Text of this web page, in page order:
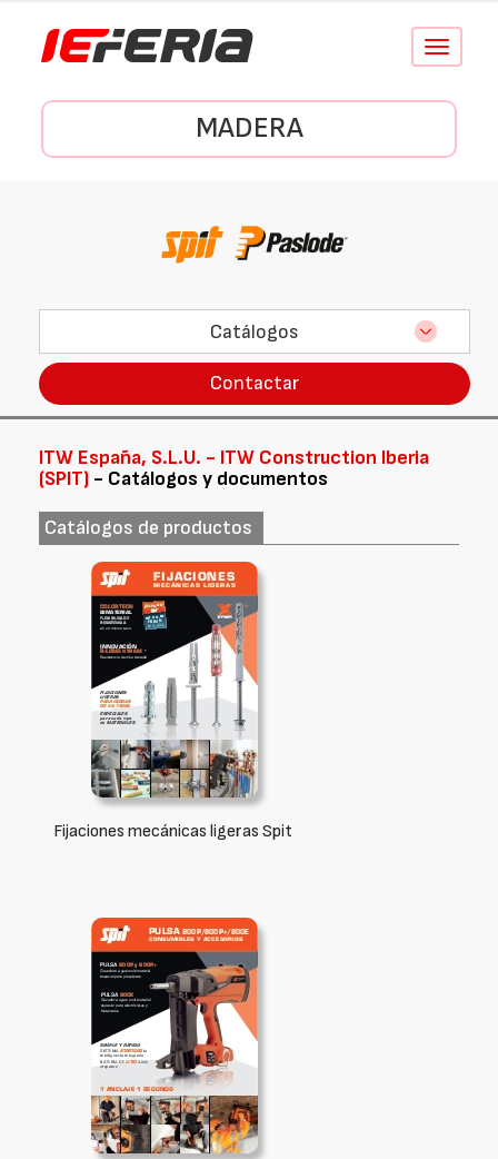
Conmutar
MADERA
Catálogos
Contactar
ITW España, S.L.U. - ITW Construction Iberia
(SPIT) - Catálogos y documentos
Catálogos de productos
Fijaciones mecánicas ligeras Spit